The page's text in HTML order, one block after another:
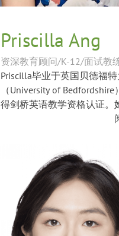
（University of Chicago）及
（Yale University）等世界顶
录取。
Priscilla Ang
资深教育顾问/K-12/面试教
Priscilla毕业于英国贝德福
（University of
得剑桥英语教学资格认证。
年国际教育及语言教学经验
校及越南语言学院副主任，
富的教学管理与学生辅导经
力、学术表现及综合竞争力
理解学生在学习与成长过程
的挑战，善于通过观察与沟
生的潜在优势，并根据学生
点设计针对性的学习与发展
作为面试指导顾问，Priscilla
长帮助学生建立自信、提升
及沟通技巧。她结合丰富的
和成熟有效的辅导方法，引